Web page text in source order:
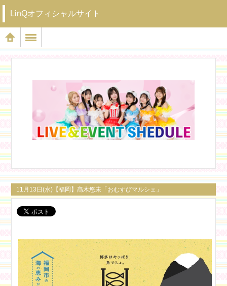
LinQオフィシャルサイト
11月13日(水)【福岡】髙木悠未「おむすびマルシェ」